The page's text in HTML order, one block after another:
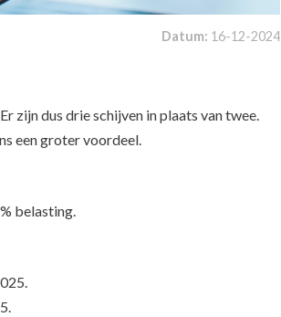
Datum: 16-12-2024
zijn dus drie schijven in plaats van twee.
een groter voordeel.
belasting.